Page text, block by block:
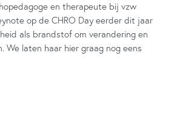
en therapeute bij vzw
op de CHRO Day eerder dit jaar
als brandstof om verandering en
We laten haar hier graag nog eens